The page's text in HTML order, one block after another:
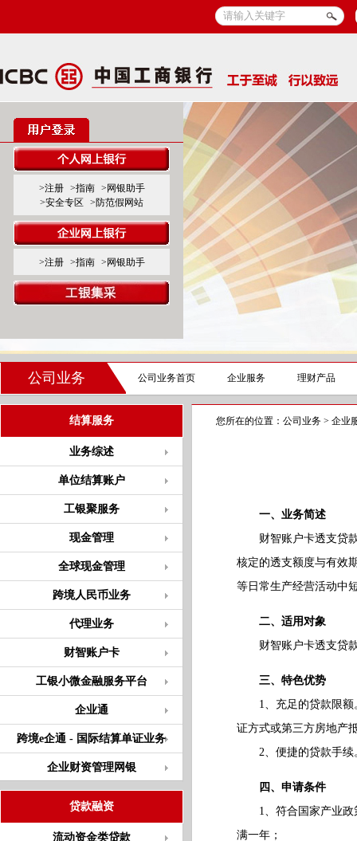
>注册 >指南
>网银助手
>安全专区
>防范假网站
>注册 >指南 >网银助手
公司业务 公司业务首页 企业服务 理财产品
结算服务
业务综述
单位结算账户
工银聚服务
现金管理
全球现金管理
跨境人民币业务
代理业务
财智账户卡
工银小微金融服务平台
企业通
跨境e企通 - 国际结算单证业务
企业财资管理网银
贷款融资
流动资金类贷款
您所在的位置： 公司业务 > 企业
一、业务简述
财智账户卡透支贷款
核定的透支额度与有效
等日常生产经营活动中
二、适用对象
财智账户卡透支贷款
三、特色优势
1、充足的贷款限额。
证方式或第三方房地产
2、便捷的贷款手续。
四、申请条件
1、符合国家产业政策
满一年；